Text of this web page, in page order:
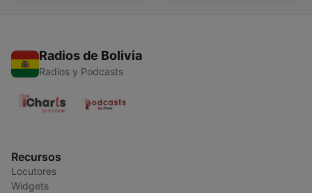
Radios de Bolivia
Radios y Podcasts
Recursos
Locutores
Widgets